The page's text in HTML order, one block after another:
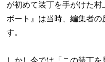
が初めて装丁を手がけた村
ボート』は当時、編集者の
す。
しかし今では「この装丁を